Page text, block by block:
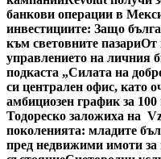
банкови операции в
инвестициите: Защо
към световните пазариОт
управлението на личния
подкаста „Силата на
си централен офис, като
амбициозен график за
Тодореско заложиха на
поколенията: младите
пред недвижими имоти за